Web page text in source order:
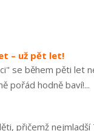
– už pět let!
se během pěti let
pořád hodně baví!...
přičemž